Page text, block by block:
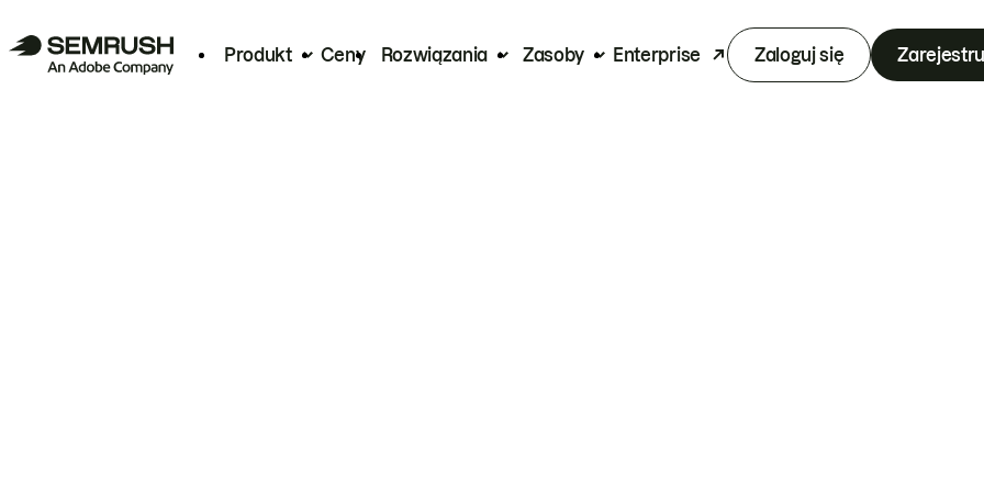
Produkt Ceny Rozwiązania Zasoby Enterprise Zaloguj się